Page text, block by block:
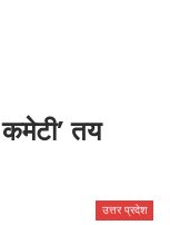
तय
उत्तर प्रदेश